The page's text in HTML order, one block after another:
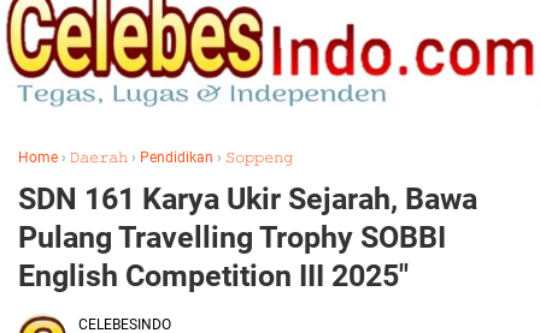
Home › 𝙳𝚊𝚎𝚛𝚊𝚑 › Pendidikan › 𝚂𝚘𝚙𝚙𝚎𝚗𝚐
SDN 161 Karya Ukir Sejarah, Bawa
Pulang Travelling Trophy SOBBI
English Competition III 2025"
CELEBESINDO